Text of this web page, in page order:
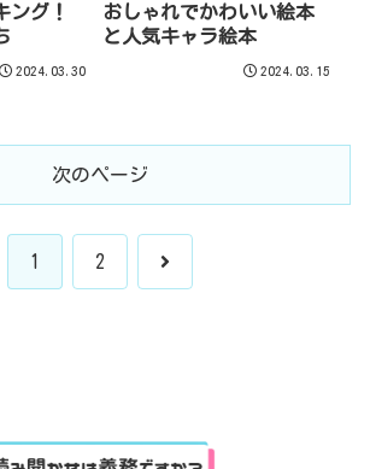
ング！
2024.03.30
おしゃれでかわいい絵本
と人気キャラ絵本
2024.03.15
次のページ
1 2 次